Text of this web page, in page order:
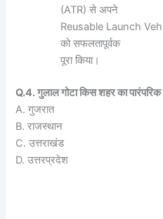
(ATR) से अपने
Reusable Launch
को सफलतापूर्वक
पूरा किया।
Q.4. गुलाल गोटा किस शहर का पारंपरिक
A. गुजरात
B. राजस्थान
C. उत्तराखंड
D. उत्तरप्रदेश